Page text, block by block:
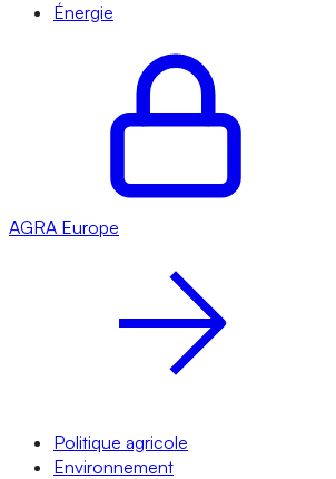
Énergie
AGRA Europe
Politique agricole
Environnement